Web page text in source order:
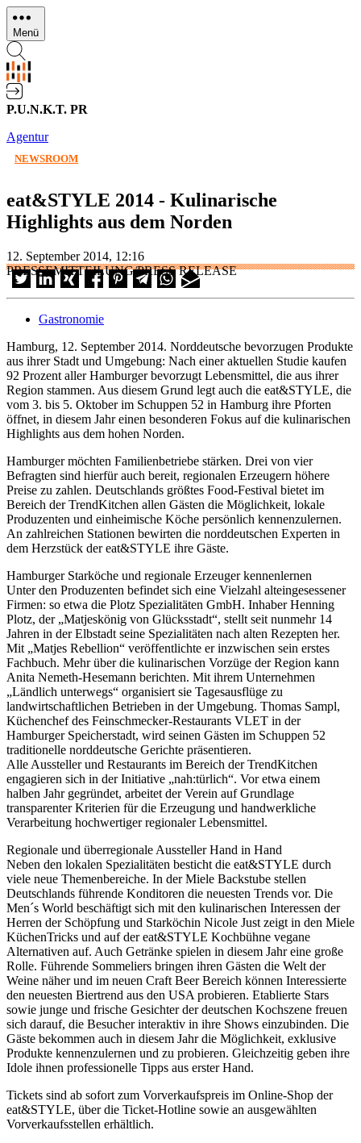
Direkt
zum
Inhalt
Menü
P.U.N.K.T. PR
Agentur
NEWSROOM
eat&STYLE 2014 - Kulinarische
Highlights aus dem Norden
12. September 2014, 12:16
PRESSEMITTEILUNG/PRESS RELEASE
Gastronomie
Hamburg, 12. September 2014. Norddeutsche bevorzugen Produkte
aus ihrer Stadt und Umgebung: Nach einer aktuellen Studie kaufen
92 Prozent aller Hamburger bevorzugt Lebensmittel, die aus ihrer
Region stammen. Aus diesem Grund legt auch die eat&STYLE, die
vom 3. bis 5. Oktober im Schuppen 52 in Hamburg ihre Pforten
öffnet, in diesem Jahr einen besonderen Fokus auf die kulinarischen
Highlights aus dem hohen Norden.
Hamburger möchten Familienbetriebe stärken. Drei von vier
Befragten sind hierfür auch bereit, regionalen Erzeugern höhere
Preise zu zahlen. Deutschlands größtes Food-Festival bietet im
Bereich der TrendKitchen allen Gästen die Möglichkeit, lokale
Produzenten und einheimische Köche persönlich kennenzulernen.
An zahlreichen Stationen bewirten die norddeutschen Experten in
dem Herzstück der eat&STYLE ihre Gäste.
Hamburger Starköche und regionale Erzeuger kennenlernen
Unter den Produzenten befindet sich eine Vielzahl alteingesessener
Firmen: so etwa die Plotz Spezialitäten GmbH. Inhaber Henning
Plotz, der „Matjeskönig von Glücksstadt“, stellt seit nunmehr 14
Jahren in der Elbstadt seine Spezialitäten nach alten Rezepten her.
Mit „Matjes Rebellion“ veröffentlichte er inzwischen sein erstes
Fachbuch. Mehr über die kulinarischen Vorzüge der Region kann
Anita Nemeth-Hesemann berichten. Mit ihrem Unternehmen
„Ländlich unterwegs“ organisiert sie Tagesausflüge zu
landwirtschaftlichen Betrieben in der Umgebung. Thomas Sampl,
Küchenchef des Feinschmecker-Restaurants VLET in der
Hamburger Speicherstadt, wird seinen Gästen im Schuppen 52
traditionelle norddeutsche Gerichte präsentieren.
Alle Aussteller und Restaurants im Bereich der TrendKitchen
engagieren sich in der Initiative „nah:türlich“. Vor etwa einem
halben Jahr gegründet, arbeitet der Verein auf Grundlage
transparenter Kriterien für die Erzeugung und handwerkliche
Verarbeitung hochwertiger regionaler Lebensmittel.
Regionale und überregionale Aussteller Hand in Hand
Neben den lokalen Spezialitäten besticht die eat&STYLE durch
viele neue Themenbereiche. In der Miele Backstube stellen
Deutschlands führende Konditoren die neuesten Trends vor. Die
Men´s World beschäftigt sich mit den kulinarischen Interessen der
Herren der Schöpfung und Starköchin Nicole Just zeigt in den Miele
KüchenTricks und auf der eat&STYLE Kochbühne vegane
Alternativen auf. Auch Getränke spielen in diesem Jahr eine große
Rolle. Führende Sommeliers bringen ihren Gästen die Welt der
Weine näher und im neuen Craft Beer Bereich können Interessierte
den neuesten Biertrend aus den USA probieren. Etablierte Stars
sowie junge und frische Gesichter der deutschen Kochszene freuen
sich darauf, die Besucher interaktiv in ihre Shows einzubinden. Die
Gäste bekommen auch in diesem Jahr die Möglichkeit, exklusive
Produkte kennenzulernen und zu probieren. Gleichzeitig geben ihre
Idole ihnen professionelle Tipps aus erster Hand.
Tickets sind ab sofort zum Vorverkaufspreis im Online-Shop der
eat&STYLE, über die Ticket-Hotline sowie an ausgewählten
Vorverkaufsstellen erhältlich.